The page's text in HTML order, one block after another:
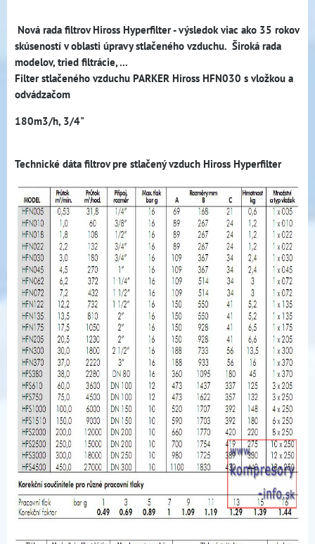
Nová rada filtrov Hiross Hyperfilter - výsledok viac ako 35 rokov
skúseností v oblasti úpravy stlačeného vzduchu. Široká rada
modelov, tried filtrácie, ...
Filter stlačeného vzduchu PARKER Hiross HFN030 s vložkou a
odvádzačom
180m3/h, 3/4"
Technické dáta filtrov pre stlačený vzduch Hiross Hyperfilter